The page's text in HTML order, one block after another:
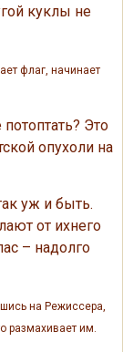
куклы не
флаг, начинает
Это
опухоли на
уж и быть.
от ихнего
– надолго
на Режиссера,
размахивает им.